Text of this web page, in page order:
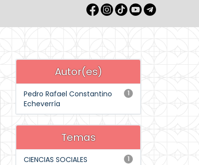
Autor(es)
1
Pedro Rafael Constantino
Echeverría
Temas
1
CIENCIAS SOCIALES